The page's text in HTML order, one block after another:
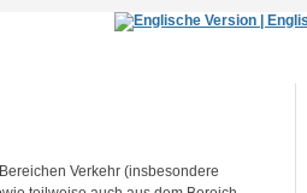
Verkehr (insbesondere